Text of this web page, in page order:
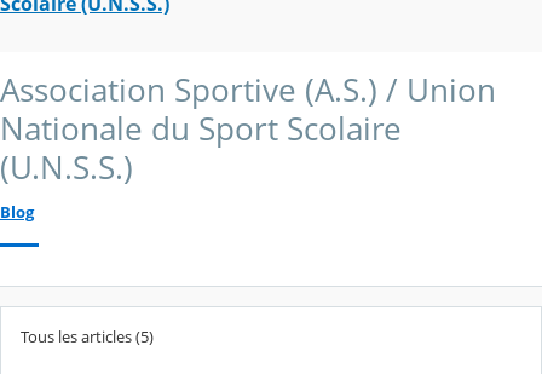
Association Sportive (A.S.) / Union
Nationale du Sport Scolaire
(U.N.S.S.)
Blog
Tous les articles (5)